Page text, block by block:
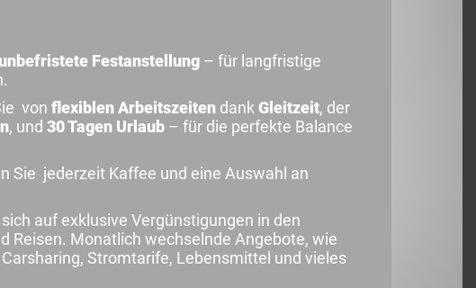
unbefristete Festanstellung – für langfristige
von flexiblen Arbeitszeiten dank Gleitzeit, der
, und 30 Tagen Urlaub – für die perfekte Balance
Sie jederzeit Kaffee und eine Auswahl an
sich auf exklusive Vergünstigungen in den
Reisen. Monatlich wechselnde Angebote, wie
Stromtarife, Lebensmittel und vieles